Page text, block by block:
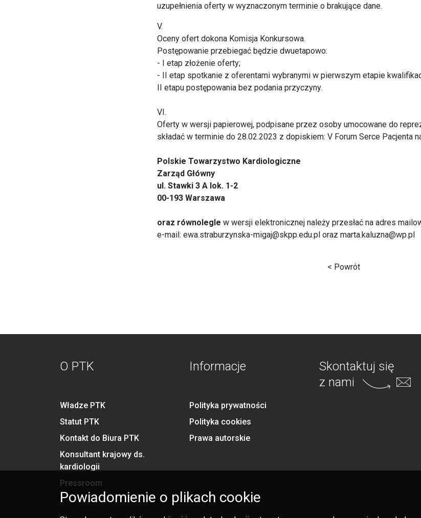
uzupełnienia oferty w wyznaczonym terminie o brakujące dane.
V.
Oceny ofert dokona Komisja Konkursowa.
Postępowanie przebiegać będzie dwuetapowo:
- I etap złożenie oferty;
- II etap spotkanie z oferentami wybranymi w pierwszym etapie
II etapu postępowania bez podania przyczyny.
VI.
Oferty w wersji papierowej, podpisane przez osoby umocowane do
składać w terminie do 28.02.2023 z dopiskiem: V Forum Serce Pacjenta
Polskie Towarzystwo Kardiologiczne
Zarząd Główny
ul. Stawki 3 A lok. 1-2
00-193 Warszawa
oraz równolegle w wersji elektronicznej należy przesłać na adres
e-mail: ewa.straburzynska-migaj@skpp.edu.pl oraz marta.kaluzna@wp.pl
< Powrót
O PTK
Władze PTK
Statut PTK
Kontakt do Biura PTK
Konsultant krajowy ds.
kardiologii
Pressroom
Informacje
Polityka prywatności
Polityka cookies
Prawa autorskie
Skontaktuj się
z nami
Powiadomienie o plikach cookie